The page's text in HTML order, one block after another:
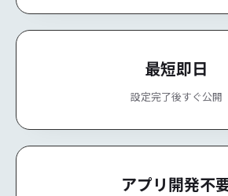
最短即日
設定完了後すぐ公開
アプリ開発不